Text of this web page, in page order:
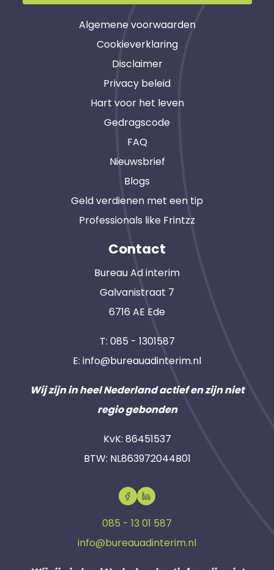
Algemene voorwaarden
Cookieverklaring
Disclaimer
Privacy beleid
Hart voor het leven
Gedragscode
FAQ
Nieuwsbrief
Blogs
Geld verdienen met een tip
Professionals like Frintzz
Contact
Bureau Ad interim
Galvanistraat 7
6716 AE Ede
T: 085 - 1301587
E: info@bureauadinterim.nl
Wij zijn in heel Nederland actief en zijn niet
regio gebonden
KvK: 86451537
BTW: NL863972044B01
085 - 13 01 587
info@bureauadinterim.nl